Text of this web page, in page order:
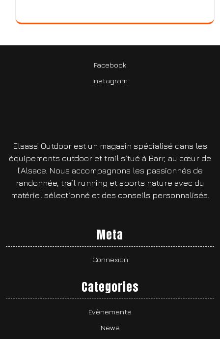
Facebook
Instagram
Elsass’ Outdoor est un magasin spécialisé dans les
équipements outdoor et trail situé à Barr, au cœur de
l’Alsace. Nous accompagnons les passionnés de
randonnée, trail running et sports nature avec du
matériel sélectionné et des conseils personnalisés.
Meta
Connexion
Categories
Evènements
News